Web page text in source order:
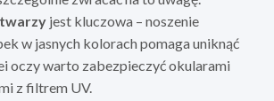
twarzy jest kluczowa – noszenie
w jasnych kolorach pomaga uniknąć
oczy warto zabezpieczyć okularami
z filtrem UV.